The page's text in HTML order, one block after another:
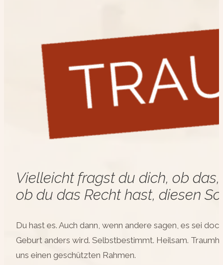
Vielleicht fragst du dich, ob
ob du das Recht hast, diesen
Du hast es. Auch dann, wenn andere sagen, es sei
Geburt anders wird. Selbstbestimmt. Heilsam.
uns einen geschützten Rahmen.